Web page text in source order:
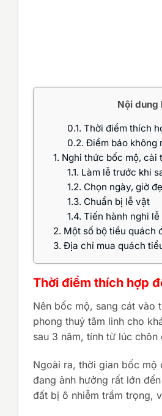
Nội dung
0.1. Thời điểm thích
0.2. Điềm báo không
1. Nghi thức bốc mộ, cải
1.1. Làm lễ trước khi
1.2. Chọn ngày, giờ
1.3. Chuẩn bị lễ vật
1.4. Tiến hành nghi
2. Một số bộ tiểu quách
3. Địa chỉ mua quách
Thời điểm thích hợp
Nên bốc mộ, sang cát vào
phong thuỷ tâm linh cho
sau 3 năm, tính từ lúc chôn
Ngoài ra, thời gian bốc mộ
đang ảnh hưởng rất lớn
đất bị ô nhiễm trầm trọng,